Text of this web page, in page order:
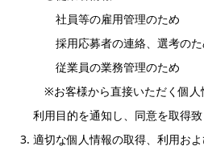
社員等の雇用管理のため
採用応募者の連絡、選考のた
従業員の業務管理のため
※お客様から直接いただく個人
利用目的を通知し、同意を取得致
適切な個人情報の取得、利用およ